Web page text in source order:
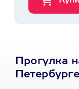
Прогулка